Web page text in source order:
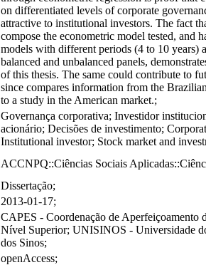
on differentiated levels of corporate
attractive to institutional investors. The fact
compose the econometric model tested, and
models with different periods (4 to 10 years)
balanced and unbalanced panels,
of this thesis. The same could contribute to
since compares information from the
to a study in the American market.;
Governança corporativa; Investidor
acionário; Decisões de investimento;
Institutional investor; Stock market and
ACCNPQ::Ciências Sociais
Dissertação;
2013-01-17;
CAPES - Coordenação de Aperfeiçoamento
Nível Superior; UNISINOS - Universidade
dos Sinos;
openAccess;